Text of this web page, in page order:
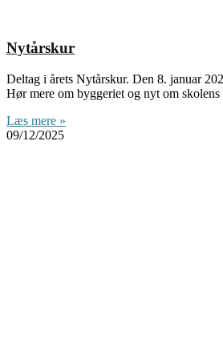
Nytårskur
Deltag i årets Nytårskur. Den 8. januar
Hør mere om byggeriet og nyt om
Læs mere »
09/12/2025